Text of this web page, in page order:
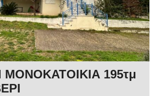
ΜΟΝΟΚΑΤΟΙΚΙΑ 195τμ